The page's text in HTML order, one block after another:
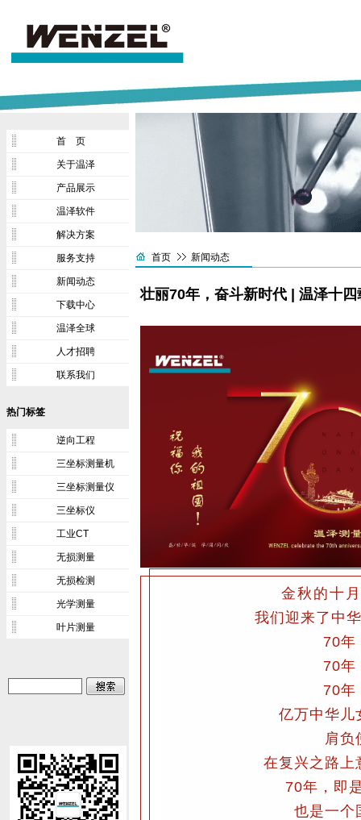
首 页
关于温泽
产品展示
温泽软件
解决方案
服务支持
新闻动态
下载中心
温泽全球
人才招聘
联系我们
热门标签
逆向工程
三坐标测量机
三坐标测量仪
三坐标仪
工业CT
无损测量
无损检测
光学测量
叶片测量
首页 新闻动态
壮丽70年，奋斗新时代 | 温泽十
金秋的十
我们迎来了中
70年
70年
70年
亿万中华儿
肩负
在复兴之路上
70年，即
也是一个